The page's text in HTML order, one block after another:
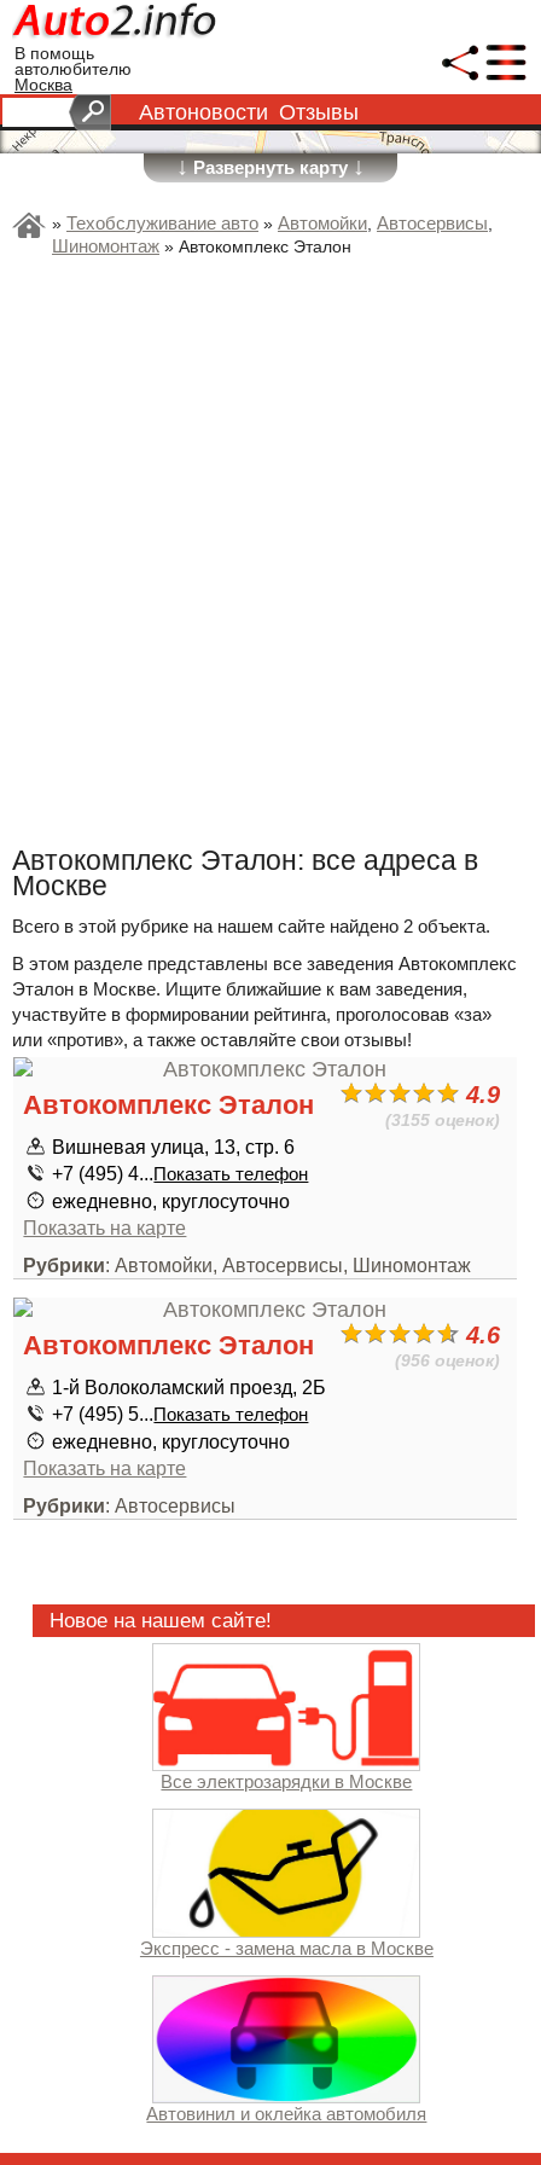
В помощь
автолюбителю
Москва
Автоновости Отзывы
↓Развернуть карту↓
» Техобслуживание авто » Автомойки, Автосервисы,
Шиномонтаж » Автокомплекс Эталон
Автокомплекс Эталон: все адреса в
Москве
Всего в этой рубрике на нашем сайте найдено 2 объекта.
В этом разделе представлены все заведения Автокомплекс
Эталон в Москве. Ищите ближайшие к вам заведения,
участвуйте в формировании рейтинга, проголосовав «за»
или «против», а также оставляйте свои отзывы!
4.9
(3155 оценок)
Автокомплекс Эталон
Вишневая улица, 13, стр. 6
+7 (495) 4...Показать телефон
ежедневно, круглосуточно
Показать на карте
Рубрики: Автомойки, Автосервисы, Шиномонтаж
4.6
(956 оценок)
Автокомплекс Эталон
1-й Волоколамский проезд, 2Б
+7 (495) 5...Показать телефон
ежедневно, круглосуточно
Показать на карте
Рубрики: Автосервисы
Новое на нашем сайте!
Все электрозарядки в Москве
Экспресс - замена масла в Москве
Автовинил и оклейка автомобиля